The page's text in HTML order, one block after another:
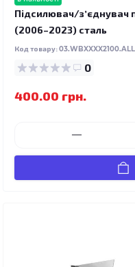
Підсилювач/зʼєднувач
(2006–2023) сталь
Код товару:
0
400.00 грн.